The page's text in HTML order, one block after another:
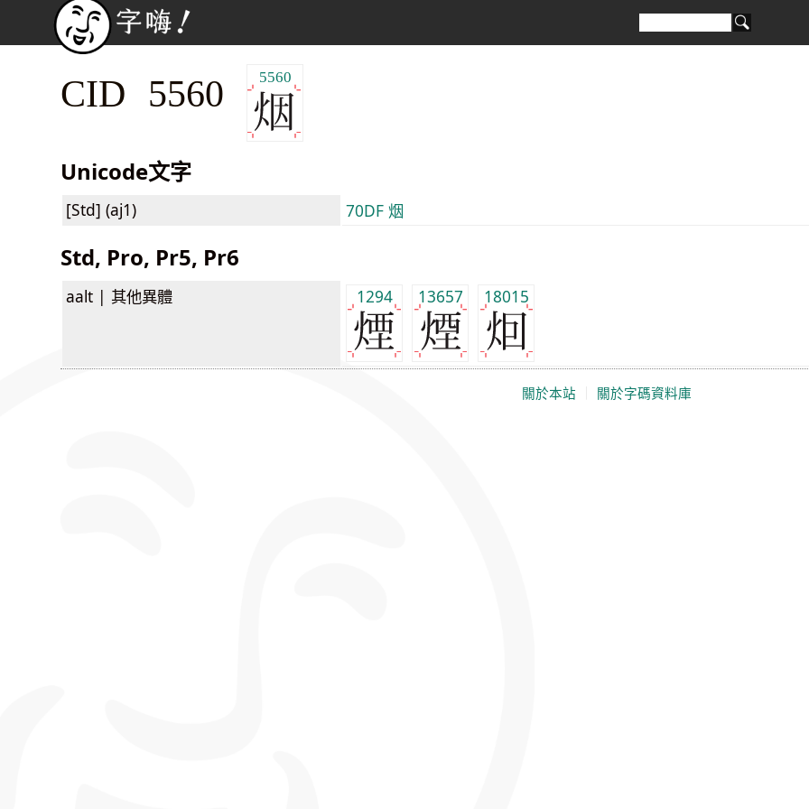
CID 5560 5560
Unicode文字
[Std] (aj1) 70DF 烟
Std, Pro, Pr5, Pr6
aalt | 其他異體 1294 13657 18015
關於本站 關於字碼資料庫